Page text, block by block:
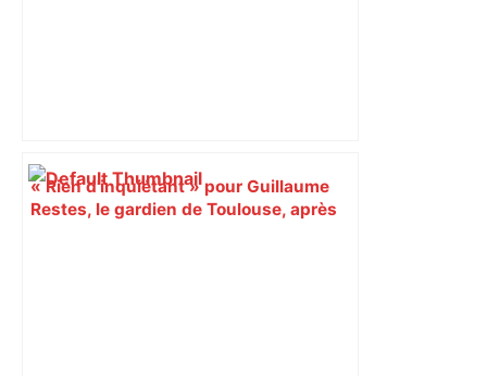
« Rien d'inquiétant » pour Guillaume
Restes, le gardien de Toulouse, après